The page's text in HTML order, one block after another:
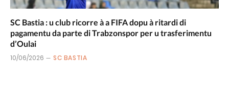
SC Bastia : u club ricorre à a FIFA dopu à ritardi di
pagamentu da parte di Trabzonspor per u trasferimentu
d’Oulai
10/06/2026 SC BASTIA